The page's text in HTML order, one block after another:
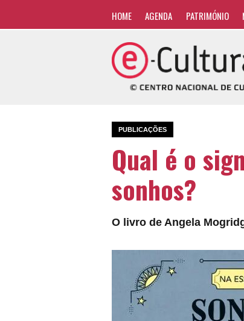
HOME AGENDA PATRIMÓNIO
PUBLICAÇÕES
Qual é o
sonhos?
O livro de Angela